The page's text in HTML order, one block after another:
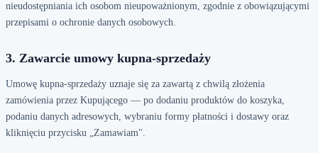
nieudostępniania ich osobom nieupoważnionym, zgodnie z obowiązującymi
przepisami o ochronie danych osobowych.
3. Zawarcie umowy kupna-sprzedaży
Umowę kupna-sprzedaży uznaje się za zawartą z chwilą złożenia
zamówienia przez Kupującego — po dodaniu produktów do koszyka,
podaniu danych adresowych, wybraniu formy płatności i dostawy oraz
kliknięciu przycisku „Zamawiam".